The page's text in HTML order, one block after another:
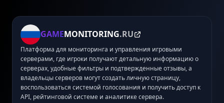
GAMEMONITORING.RU
Платформа для мониторинга и управления игровыми
серверами, где игроки получают детальную информацию о
серверах, удобные фильтры и подтвержденные отзывы, а
владельцы серверов могут создать личную страницу,
воспользоваться системой голосования и получить доступ к
API, рейтинговой системе и аналитике сервера.